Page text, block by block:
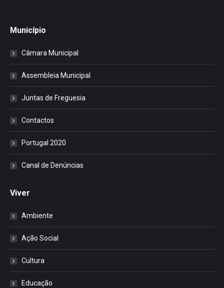
Município
Câmara Municipal
Assembleia Municipal
Juntas de Freguesia
Contactos
Portugal 2020
Canal de Denúncias
Viver
Ambiente
Ação Social
Cultura
Educação